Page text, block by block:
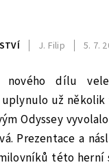
J. Filip 5. 7.
nového dílu
uplynulo už
Odyssey
Prezentace a
této herní